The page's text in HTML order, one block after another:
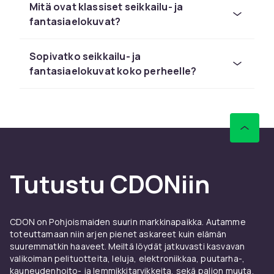
mutta päättyvät kauas
läpi, lohikäärmeiden kanssa taistelemisesta tai
muinaisten ennustusten paljastamisesta?
Silloin fantasiaelokuvat ovat sinun genresi. Tai
hengenvaaralliseen tehtävään? Silloin seikkailu
Jokaiselle jotakin –
eeppisestä yksinkertaiseen
Sinun ei tarvitse olla fantasia- tai
toimintaelokuvan ystävä pitääksesi näistä
elokuvista. Jotkut kiehtovat loistosta, toiset
Mitä ovat klassiset seikkailu- ja
fantasiaelokuvat?
Sopivatko seikkailu- ja
fantasiaelokuvat koko perheelle?
Tutustu CDONiin
CDON on Pohjoismaiden suurin markkinapaikka. Autamme
toteuttamaan niin arjen pienet askareet kuin elämän
suuremmatkin haaveet. Meiltä löydät jatkuvasti kasvavan
valikoiman pelituotteita, leluja, elektroniikkaa, puutarha-,
kauneudenhoito- ja lemmikkitarvikkeita, sekä paljon muuta.